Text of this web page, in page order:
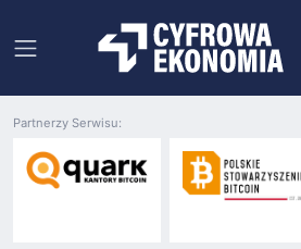
Partnerzy Serwisu: